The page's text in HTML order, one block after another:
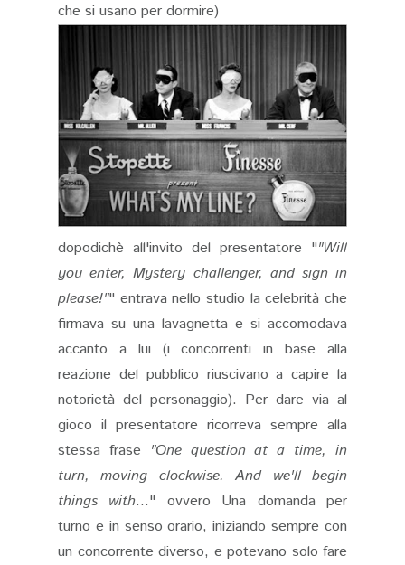
che si usano per dormire)
dopodichè all'invito del presentatore ""Will
you enter,Mystery challenger, and sign in
please!"" entrava nello studio la celebrità che
firmava su una lavagnetta e si accomodava
accanto a lui (i concorrenti in base alla
reazione del pubblico riuscivano a capire la
notorietà del personaggio). Per dare via al
gioco il presentatore ricorreva sempre alla
stessa frase "One question at a time, in
turn, moving clockwise. And we'll begin
things with..." ovvero Una domanda per
turno e in senso orario, iniziando sempre con
un concorrente diverso, e potevano solo fare